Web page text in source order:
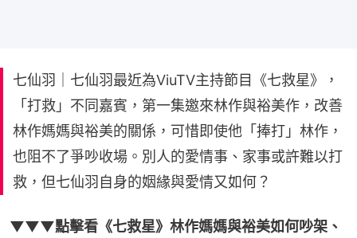
七仙羽｜七仙羽最近為ViuTV主持節目《七救星》，
「打救」不同嘉賓，第一集邀來林作與裕美作，改善
林作媽媽與裕美的關係，可惜即使他「捧打」林作，
也阻不了爭吵收場。別人的愛情事、家事或許難以打
救，但七仙羽自身的姻緣與愛情又如何？
▼▼▼點擊看《七救星》林作媽媽與裕美如何吵架、